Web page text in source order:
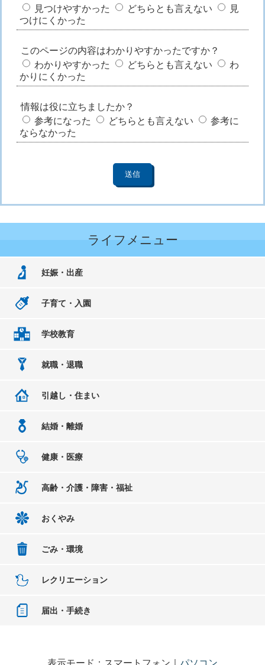
見つけやすかった
どちらとも言えない
見
つけにくかった
このページの内容はわかりやすかったですか？
わかりやすかった
どちらとも言えない
わ
かりにくかった
情報は役に立ちましたか？
参考になった
どちらとも言えない
参考に
ならなかった
ライフメニュー
妊娠・出産
子育て・入園
学校教育
就職・退職
引越し・住まい
結婚・離婚
健康・医療
高齢・介護・障害・福祉
おくやみ
ごみ・環境
レクリエーション
届出・手続き
表示モード：スマートフォン｜ パソコン